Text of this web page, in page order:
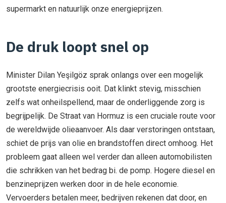
supermarkt en natuurlijk onze energieprijzen.
De druk loopt snel op
Minister Dilan Yeşilgöz sprak onlangs over een mogelijk
grootste energiecrisis ooit. Dat klinkt stevig, misschien
zelfs wat onheilspellend, maar de onderliggende zorg is
begrijpelijk. De Straat van Hormuz is een cruciale route voor
de wereldwijde olieaanvoer. Als daar verstoringen ontstaan,
schiet de prijs van olie en brandstoffen direct omhoog. Het
probleem gaat alleen wel verder dan alleen automobilisten
die schrikken van het bedrag bi. de pomp. Hogere diesel en
benzineprijzen werken door in de hele economie.
Vervoerders betalen meer, bedrijven rekenen dat door, en